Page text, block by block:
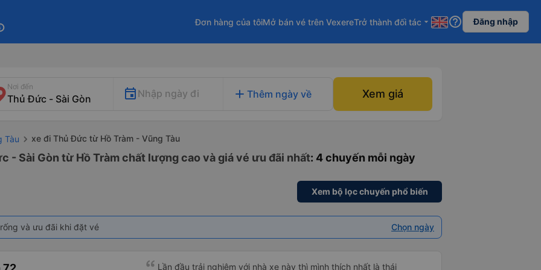
Đơn hàng của tôiMở bán vé trên VexereTrở thành đối tác arrow_drop_down help_outline Đăng nhập
Nơi đến
Nhập ngày đi add Thêm ngày về Xem giá
Tàu xe đi Thủ Đức từ Hồ Tràm - Vũng Tàu
- Sài Gòn từ Hồ Tràm chất lượng cao và giá vé ưu đãi nhất: 4 chuyến mỗi ngày
Xem bộ lọc chuyến phổ biến
và ưu đãi khi đặt vé Chọn ngày
Lần đầu trải nghiệm với nhà xe này thì mình thích nhất là thái